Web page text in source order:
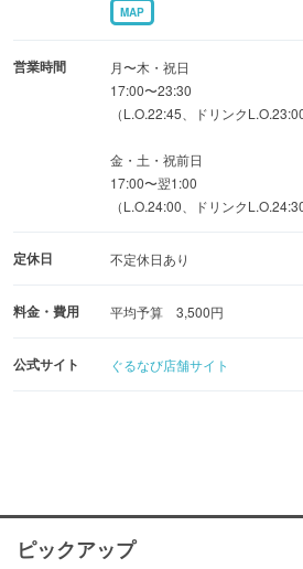
MAP
営業時間
月〜木・祝日
17:00〜23:30
（L.O.22:45、ドリンクL.O.23:00
金・土・祝前日
17:00〜翌1:00
（L.O.24:00、ドリンクL.O.24:30
定休日 不定休日あり
料金・費用 平均予算 3,500円
公式サイト ぐるなび店舗サイト
ピックアップ